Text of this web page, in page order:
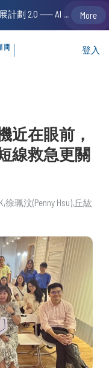
登入
近在眼前，
線救急更關
徐珮汶(Penny Hsu)丘紘
【VM 布爾喬亞招募中】新聲代發展計劃 2.0 ── AI PR 人才加速養成計劃（歡迎「應屆畢業生」、「一年以下相關 / 三年以下非相關經驗工作者」申請加入） More